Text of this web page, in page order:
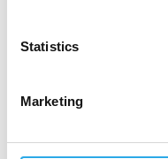
Statistics
Marketing